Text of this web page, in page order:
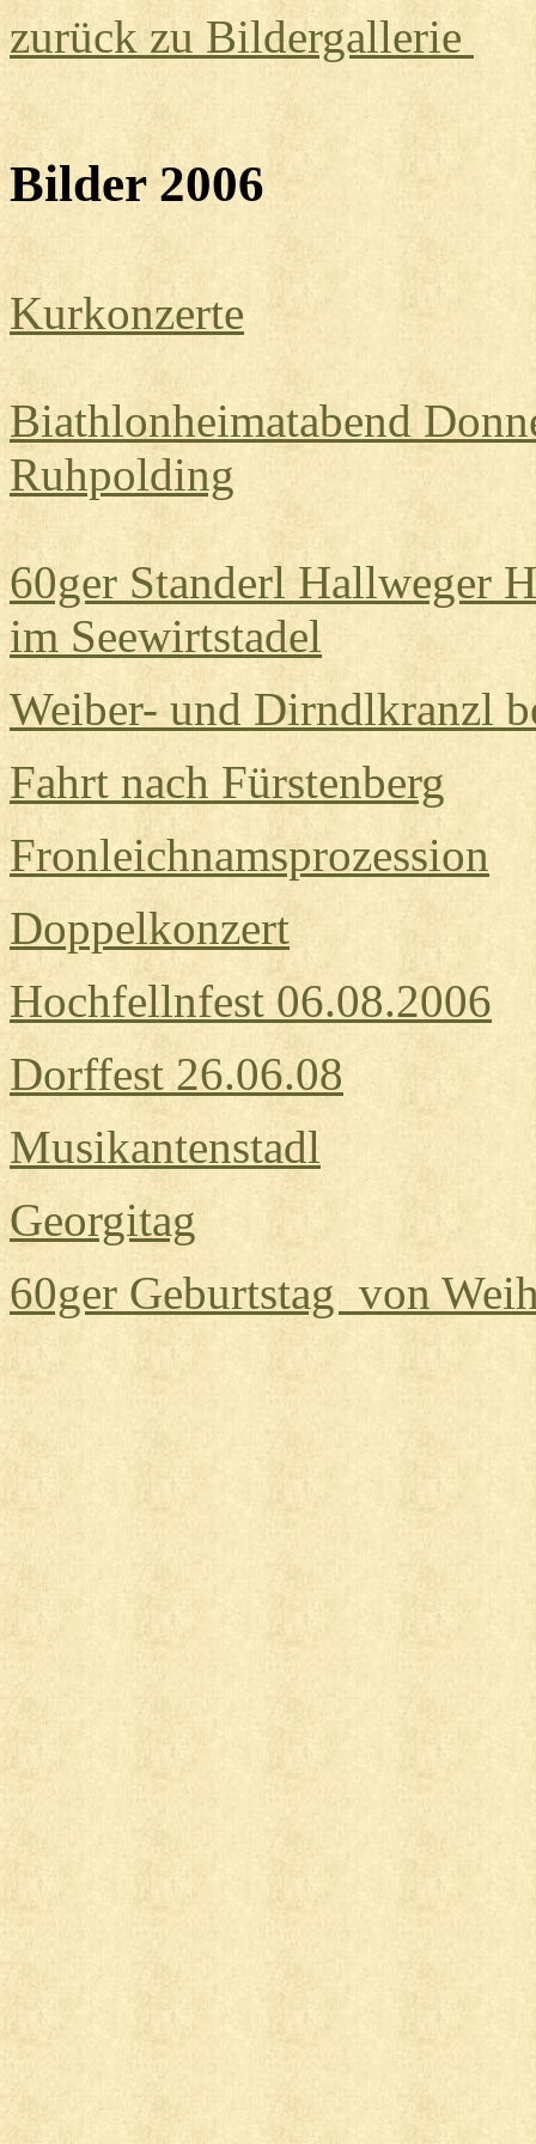
zurück zu Bildergallerie
Bilder 2006
Kurkonzerte
Biathlonheimatabend
Ruhpolding
60ger Standerl Hallweger
im Seewirtstadel
Weiber- und Dirndlkranzl
Fahrt nach Fürstenberg
Fronleichnamsprozession
Doppelkonzert
Hochfellnfest 06.08.2006
Dorffest 26.06.08
Musikantenstadl
Georgitag
60ger Geburtstag von